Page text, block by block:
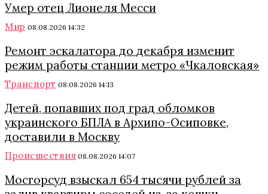
Умер отец Лионеля Месси
Мир 08.08.2026 14:32
Ремонт эскалатора до декабря изменит
режим работы станции метро «Чкаловская»
Транспорт 08.08.2026 14:13
Детей, попавших под град обломков
украинского БПЛА в Архипо-Осиповке,
доставили в Москву
Происшествия 08.08.2026 14:07
Мосгорсуд взыскал 654 тысячи рублей за